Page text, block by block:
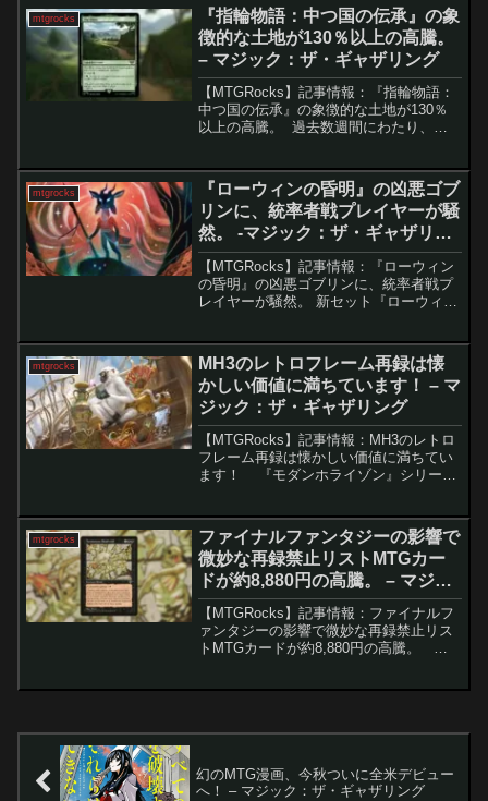
れていなかったパイオニ...
mtgrocks
『指輪物語：中つ国の伝承』の象
徴的な土地が130％以上の高騰。
– マジック：ザ・ギャザリング
【MTGRocks】記事情報：『指輪物語：
中つ国の伝承』の象徴的な土地が130％
以上の高騰。 過去数週間にわたり、
「ホビット庄」の価格が着実に上昇して
います。本日現...
mtgrocks
『ローウィンの昏明』の凶悪ゴブ
リンに、統率者戦プレイヤーが騒
然。 -マジック：ザ・ギャザリン
グ
【MTGRocks】記事情報：『ローウィン
の昏明』の凶悪ゴブリンに、統率者戦プ
レイヤーが騒然。 新セット『ローウィン
した。その名は「呪詛の壊し屋」。低コ
ストながら強烈な...
mtgrocks
MH3のレトロフレーム再録は懐
かしい価値に満ちています！ – マ
ジック：ザ・ギャザリング
【MTGRocks】記事情報：MH3のレトロ
フレーム再録は懐かしい価値に満ちてい
ます！ 『モダンホライゾン』シリーズ
ザ・ギャザリング）に新たなカードを追
加していま...
mtgrocks
ファイナルファンタジーの影響で
微妙な再録禁止リストMTGカー
ドが約8,880円の高騰。 – マジッ
ク：ザ・ギャザリング
【MTGRocks】記事情報：ファイナルフ
ァンタジーの影響で微妙な再録禁止リス
トMTGカードが約8,880円の高騰。 最
幻のMTG漫画、今秋ついに全米デビュー
へ！ – マジック：ザ・ギャザリング